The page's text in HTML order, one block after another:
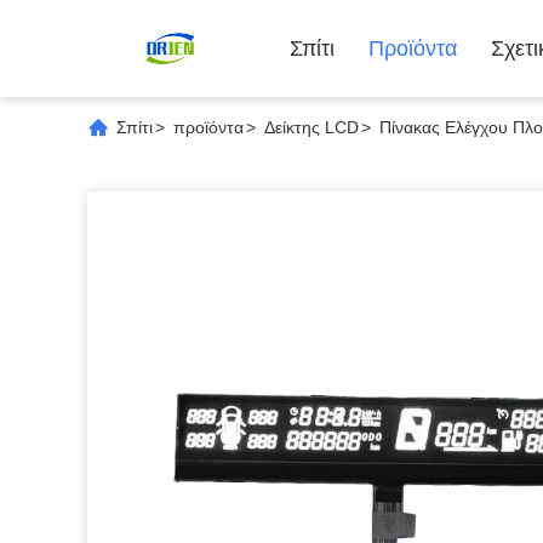
Σπίτι Προϊόντα
Σπίτι> προϊόντα> Δείκτης LCD> Πίνακας Ελέγχου